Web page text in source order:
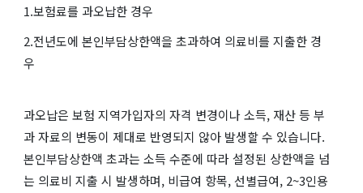
1.보험료를 과오납한 경우
2.전년도에 본인부담상한액을 초과하여 의료비를 지출한 경
우
과오납은 보험 지역가입자의 자격 변경이나 소득, 재산 등 부
과 자료의 변동이 제대로 반영되지 않아 발생할 수 있습니다.
본인부담상한액 초과는 소득 수준에 따라 설정된 상한액을 넘
는 의료비 지출 시 발생하며, 비급여 항목, 선별급여, 2~3인용